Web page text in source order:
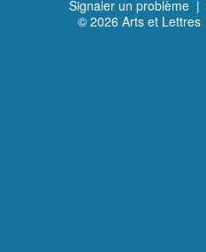
Signaler un problème |
© 2026 Arts et Lettres